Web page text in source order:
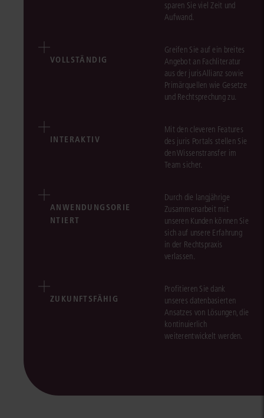
sparen Sie viel Zeit und
Aufwand.
VOLLSTÄNDIG
Greifen Sie auf ein breites
Angebot an Fachliteratur
aus der jurisAllianz sowie
Primärquellen wie Gesetze
und Rechtsprechung zu.
INTERAKTIV
Mit den cleveren Features
des juris Portals stellen Sie
den Wissenstransfer im
Team sicher.
ANWENDUNGSORIE
NTIERT
Durch die langjährige
Zusammenarbeit mit
unseren Kunden können Sie
sich auf unsere Erfahrung
in der Rechtspraxis
verlassen.
ZUKUNFTSFÄHIG
Profitieren Sie dank
unseres datenbasierten
Ansatzes von Lösungen, die
kontinuierlich
weiterentwickelt werden.